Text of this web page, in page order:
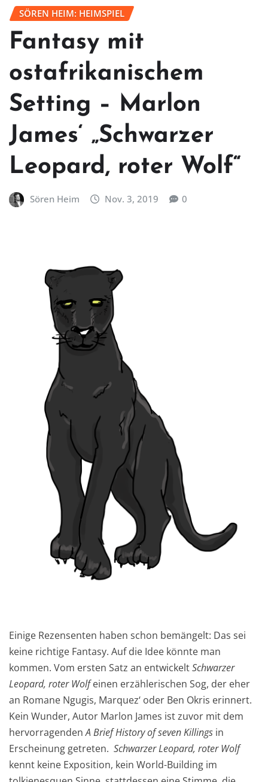
SÖREN HEIM: HEIMSPIEL
Fantasy mit
ostafrikanischem
Setting – Marlon
James‘ „Schwarzer
Leopard, roter Wolf“
Sören Heim Nov. 3, 2019 0
Einige Rezensenten haben schon bemängelt: Das sei
keine richtige Fantasy. Auf die Idee könnte man
kommen. Vom ersten Satz an entwickeltSchwarzer
Leopard, roter Wolfeinen erzählerischen Sog, der eher
an Romane Ngugis, Marquez‘ oder Ben Okris erinnert.
Kein Wunder, Autor Marlon James ist zuvor mit dem
hervorragendenA Brief History of seven Killings in
Erscheinung getreten. Schwarzer Leopard, roter Wolf
kennt keine Exposition, kein World-Building im